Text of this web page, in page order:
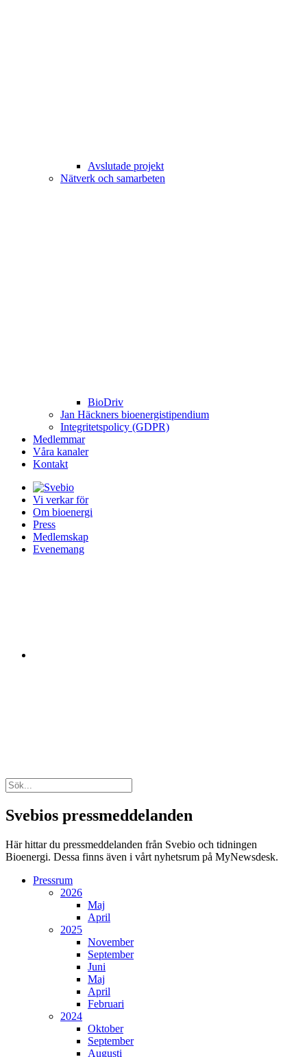
Avslutade projekt
Nätverk och samarbeten
BioDriv
Jan Häckners bioenergistipendium
Integritetspolicy (GDPR)
Medlemmar
Våra kanaler
Kontakt
Vi verkar för
Om bioenergi
Press
Medlemskap
Evenemang
Svebios pressmeddelanden
Här hittar du pressmeddelanden från Svebio och tidningen
Bioenergi. Dessa finns även i vårt nyhetsrum på MyNewsdesk.
Pressrum
2026
Maj
April
2025
November
September
Juni
Maj
April
Februari
2024
Oktober
September
Augusti